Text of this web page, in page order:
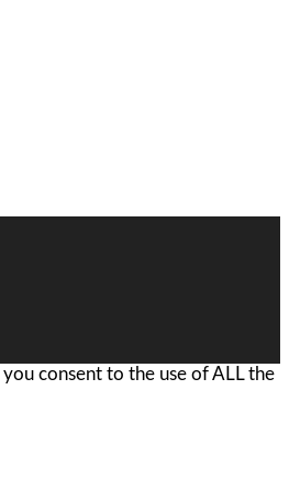
consent to the use of ALL the